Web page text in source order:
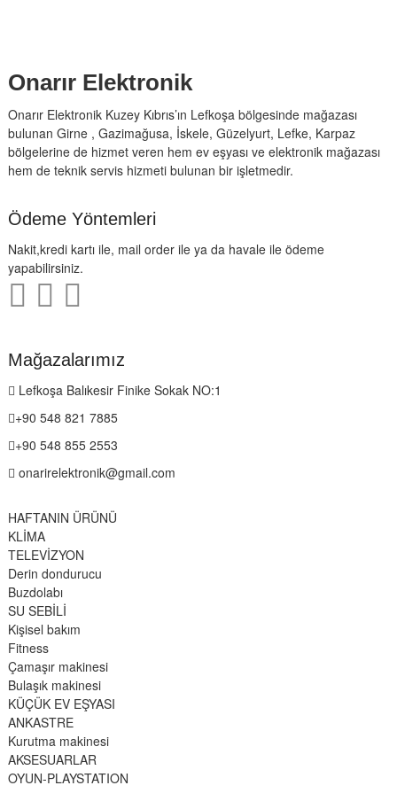
Onarır Elektronik
Onarır Elektronik Kuzey Kıbrıs’ın Lefkoşa bölgesinde mağazası
bulunan Girne , Gazimağusa, İskele, Güzelyurt, Lefke, Karpaz
bölgelerine de hizmet veren hem ev eşyası ve elektronik mağazası
hem de teknik servis hizmeti bulunan bir işletmedir.
Ödeme Yöntemleri
Nakit,kredi kartı ile, mail order ile ya da havale ile ödeme
yapabilirsiniz.
Mağazalarımız
Lefkoşa Balıkesir Finike Sokak NO:1
+90 548 821 7885
+90 548 855 2553
onarirelektronik@gmail.com
HAFTANIN ÜRÜNÜ
KLİMA
TELEVİZYON
Derin dondurucu
Buzdolabı
SU SEBİLİ
Kişisel bakım
Fitness
Çamaşır makinesi
Bulaşık makinesi
KÜÇÜK EV EŞYASI
ANKASTRE
Kurutma makinesi
AKSESUARLAR
OYUN-PLAYSTATION